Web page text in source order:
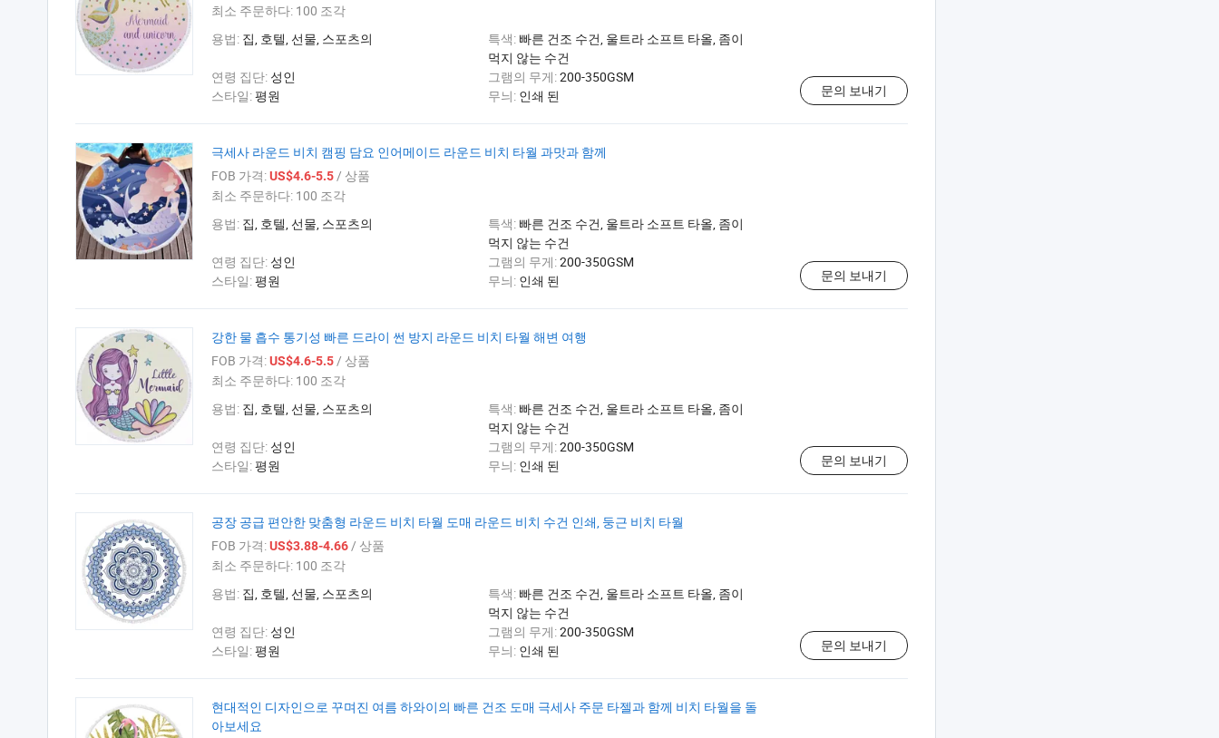
최소 주문하다: 100 조각
용법: 집, 호텔, 선물, 스포츠의 특색: 빠른 건조 수건, 울트라 소프트 타올, 좀이
먹지 않는 수건
연령 집단: 성인 그램의 무게:200-350GSM
스타일:평원 무늬: 인쇄 된 문의 보내기
극세사 라운드 비치 캠핑 담요 인어메이드 라운드 비치 타월 과맛과 함께
FOB 가격:US$4.6-5.5/ 상품
최소 주문하다: 100 조각
용법: 집, 호텔, 선물, 스포츠의 특색: 빠른 건조 수건, 울트라 소프트 타올, 좀이
먹지 않는 수건
연령 집단: 성인 그램의 무게:200-350GSM
스타일:평원 무늬: 인쇄 된 문의 보내기
강한 물 흡수 통기성 빠른 드라이 썬 방지 라운드 비치 타월 해변 여행
FOB 가격:US$4.6-5.5/ 상품
최소 주문하다: 100 조각
용법: 집, 호텔, 선물, 스포츠의 특색: 빠른 건조 수건, 울트라 소프트 타올, 좀이
먹지 않는 수건
연령 집단: 성인 그램의 무게:200-350GSM
스타일:평원 무늬: 인쇄 된 문의 보내기
공장 공급 편안한 맞춤형 라운드 비치 타월 도매 라운드 비치 수건 인쇄, 둥근 비치 타월
FOB 가격:US$3.88-4.66/ 상품
최소 주문하다: 100 조각
용법: 집, 호텔, 선물, 스포츠의 특색: 빠른 건조 수건, 울트라 소프트 타올, 좀이
먹지 않는 수건
연령 집단: 성인 그램의 무게:200-350GSM
스타일:평원 무늬: 인쇄 된 문의 보내기
현대적인 디자인으로 꾸며진 여름 하와이의 빠른 건조 도매 극세사 주문 타젤과 함께 비치 타월을 돌
아보세요